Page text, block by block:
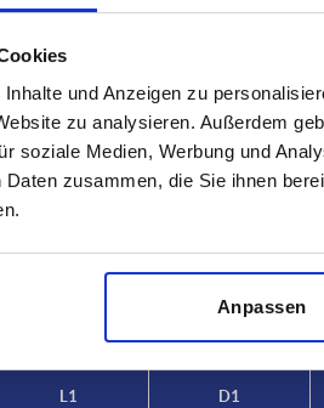
und Anzeigen zu
zu analysieren. Außerdem
soziale Medien, Werbung und
zusammen, die Sie ihnen
Anpassen
D1
16
fois par jour à intervalles réguliers. La
à l’étape finale, avant la finalisation de
L1 D1